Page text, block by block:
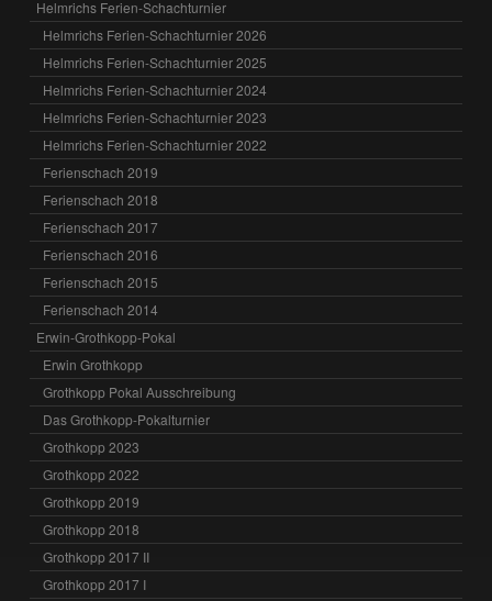
Helmrichs Ferien-Schachturnier
Helmrichs Ferien-Schachturnier 2026
Helmrichs Ferien-Schachturnier 2025
Helmrichs Ferien-Schachturnier 2024
Helmrichs Ferien-Schachturnier 2023
Helmrichs Ferien-Schachturnier 2022
Ferienschach 2019
Ferienschach 2018
Ferienschach 2017
Ferienschach 2016
Ferienschach 2015
Ferienschach 2014
Erwin-Grothkopp-Pokal
Erwin Grothkopp
Grothkopp Pokal Ausschreibung
Das Grothkopp-Pokalturnier
Grothkopp 2023
Grothkopp 2022
Grothkopp 2019
Grothkopp 2018
Grothkopp 2017 II
Grothkopp 2017 I